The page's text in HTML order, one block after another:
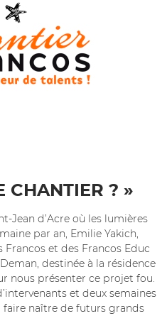
CHANTIER ? »
Jean d’Acre où les lumières
par an, Emilie Yakich,
et des Francos Educ
destinée à la résidence
nous présenter ce projet fou.
et deux semaines
naître de futurs grands